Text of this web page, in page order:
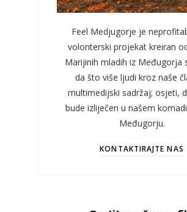
Feel Medjugorje je
volonterski projekat kreiran
Marijinih mladih iz Međugorja
da što više ljudi kroz naše
multimedijski sadržaj; osjeti,
bude izliječen u našem
Međugorju.
KONTAKTIRAJTE NAS